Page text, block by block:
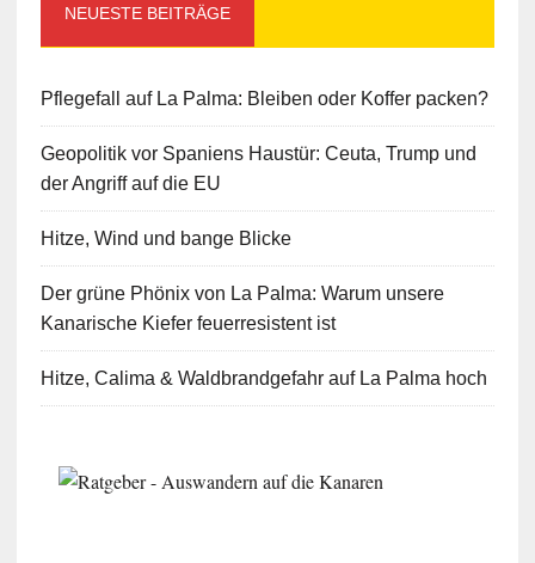
NEUESTE BEITRÄGE
Pflegefall auf La Palma: Bleiben oder Koffer packen?
Geopolitik vor Spaniens Haustür: Ceuta, Trump und
der Angriff auf die EU
Hitze, Wind und bange Blicke
Der grüne Phönix von La Palma: Warum unsere
Kanarische Kiefer feuerresistent ist
Hitze, Calima & Waldbrandgefahr auf La Palma hoch